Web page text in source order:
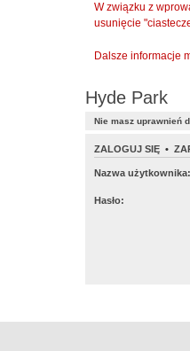
W związku z
usunięcie
Dalsze informacje
Hyde Park
Nie masz uprawnień
ZALOGUJ SIĘ •
Nazwa użytkownika:
Hasło: